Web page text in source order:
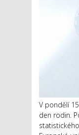
V pondělí
den rodin.